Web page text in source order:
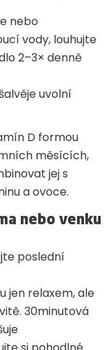
nebo
vody, louhujte
2–3× denně
uvolní
D formou
měsících,
jej s
a ovoce.
nebo venku
poslední
jen relaxem, ale
30minutová